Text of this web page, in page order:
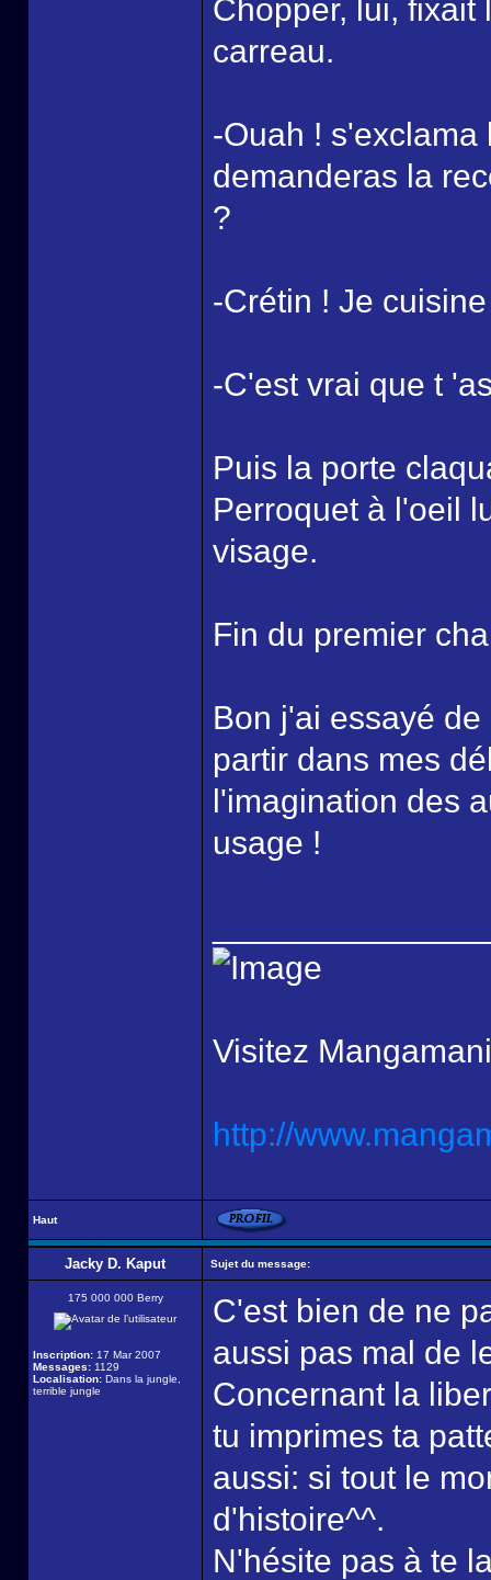
Chopper, lui, fixait
carreau.
-Ouah ! s'exclama
demanderas la
?
-Crétin ! Je
-C'est vrai que t
Puis la porte
Perroquet à l'oeil
visage.
Fin du premier
Bon j'ai essayé
partir dans mes
l'imagination des
usage !
Visitez
http://
Haut
Jacky D. Kaput Sujet du message:
175 000 000 Berry
Inscription: 17 Mar 2007
Messages: 1129
Localisation: Dans la jungle,
terrible jungle
C'est bien de ne
aussi pas mal de
Concernant la
tu imprimes ta
aussi: si tout le
d'histoire^^.
N'hésite pas à te